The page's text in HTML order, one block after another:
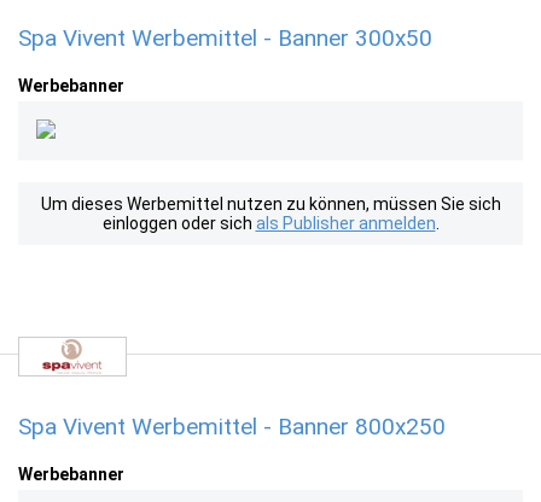
Spa Vivent Werbemittel - Banner 300x50
Werbebanner
Um dieses Werbemittel nutzen zu können, müssen Sie sich
einloggen oder sich als Publisher anmelden
Spa Vivent Werbemittel - Banner 800x250
Werbebanner